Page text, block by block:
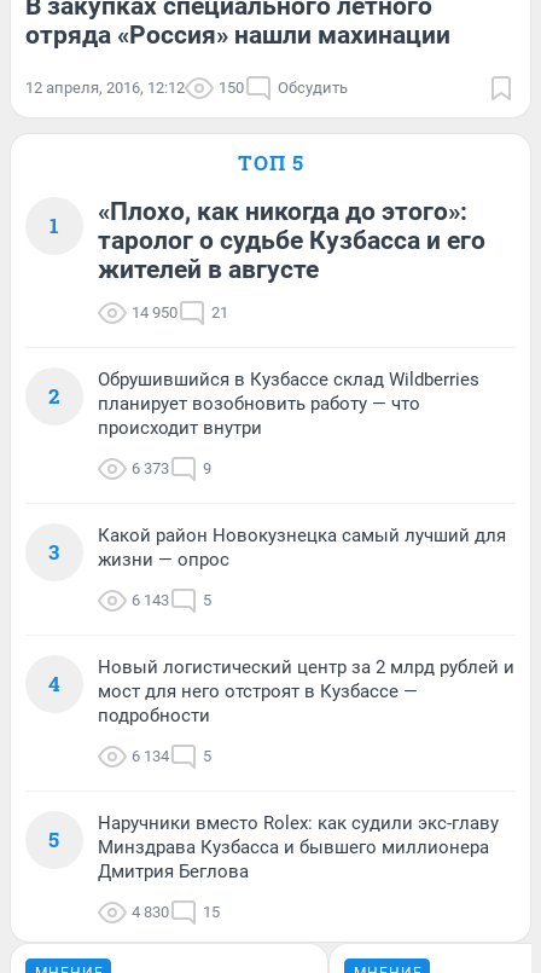
отряда «Россия» нашли махинации
12 апреля, 2016, 12:12 150 Обсудить
ТОП 5
1
«Плохо, как никогда до этого»:
таролог о судьбе Кузбасса и его
жителей в августе
14 950 21
2
Обрушившийся в Кузбассе склад Wildberries
планирует возобновить работу — что
происходит внутри
6 373 9
3
Какой район Новокузнецка самый лучший для
жизни — опрос
6 143 5
4
Новый логистический центр за 2 млрд рублей и
мост для него отстроят в Кузбассе —
подробности
6 134 5
5
Наручники вместо Rolex: как судили экс-главу
Минздрава Кузбасса и бывшего миллионера
Дмитрия Беглова
4 830 15